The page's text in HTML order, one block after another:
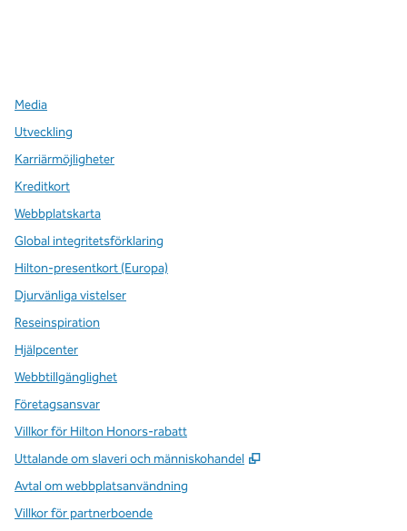
Media
Utveckling
Karriärmöjligheter
Kreditkort
Webbplatskarta
Global integritetsförklaring
Hilton-presentkort (Europa)
Djurvänliga vistelser
Reseinspiration
Hjälpcenter
Webbtillgänglighet
Företagsansvar
Villkor för Hilton Honors-rabatt
Uttalande om slaveri och människohandel
,
Avtal om webbplatsanvändning
Villkor för partnerboende